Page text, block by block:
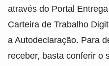
através do Portal
Carteira de Trabalho
a Autodeclaração. Para
receber, basta conferir o